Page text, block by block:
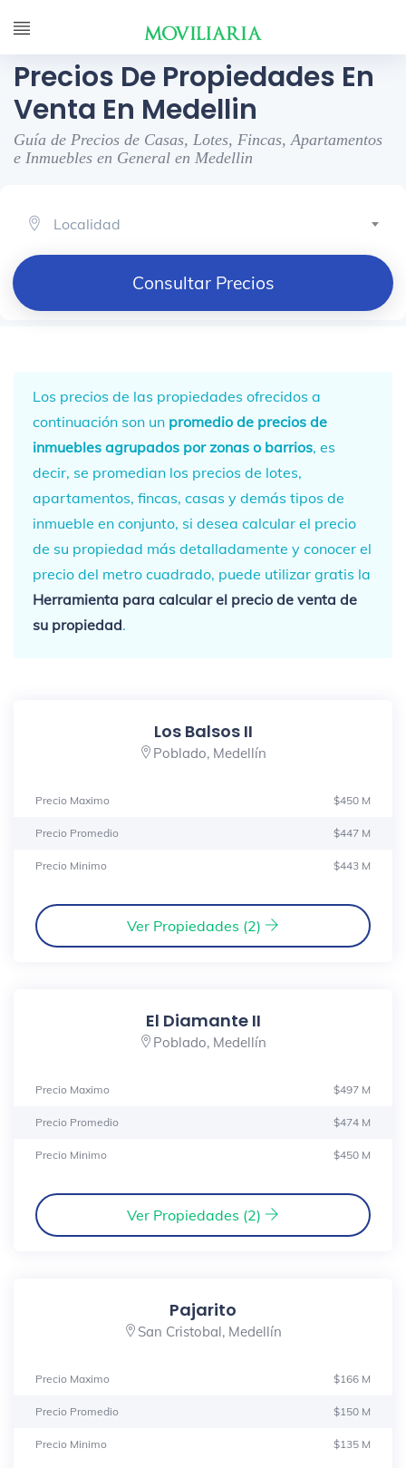
Precios De Propiedades En
Venta En Medellin
Guía de Precios de Casas, Lotes, Fincas, Apartamentos
e Inmuebles en General en Medellin
Localidad
Consultar Precios
Los precios de las propiedades ofrecidos a
continuación son un promedio de precios de
inmuebles agrupados por zonas o barrios, es
decir, se promedian los precios de lotes,
apartamentos, fincas, casas y demás tipos de
inmueble en conjunto, si desea calcular el precio
de su propiedad más detalladamente y conocer el
precio del metro cuadrado, puede utilizar gratis la
Herramienta para calcular el precio de venta de
su propiedad.
Los Balsos II
Poblado, Medellín
Precio Maximo $450 M
Precio Promedio $447 M
Precio Minimo $443 M
Ver Propiedades (2)
El Diamante II
Poblado, Medellín
Precio Maximo $497 M
Precio Promedio $474 M
Precio Minimo $450 M
Ver Propiedades (2)
Pajarito
San Cristobal, Medellín
Precio Maximo $166 M
Precio Promedio $150 M
Precio Minimo $135 M